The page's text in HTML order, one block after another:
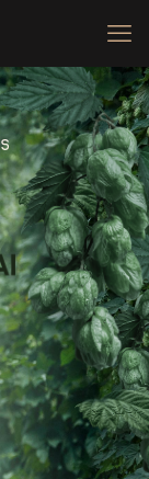
s